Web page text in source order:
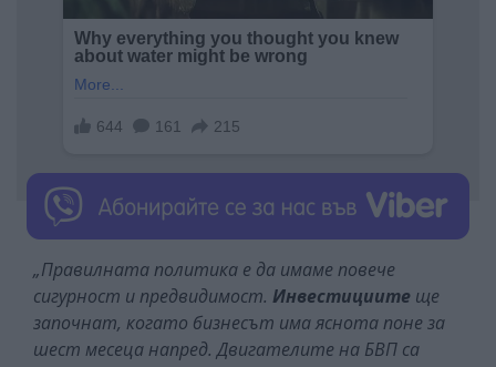
„Правилната политика е да имаме повече
сигурност и предвидимост. Инвестициите ще
започнат, когато бизнесът има яснота поне за
шест месеца напред. Двигателите на БВП са